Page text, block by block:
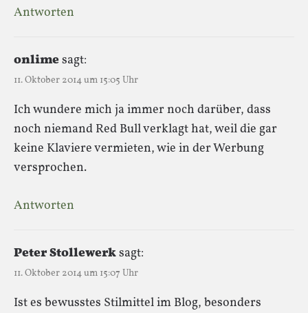
Antworten
onlimesagt:
11. Oktober 2014 um 15:05 Uhr
Ich wundere mich ja immer noch darüber, dass
noch niemand Red Bull verklagt hat, weil die gar
keine Klaviere vermieten, wie in der Werbung
versprochen.
Antworten
Peter Stollewerksagt:
11. Oktober 2014 um 15:07 Uhr
Ist es bewusstes Stilmittel im Blog, besonders